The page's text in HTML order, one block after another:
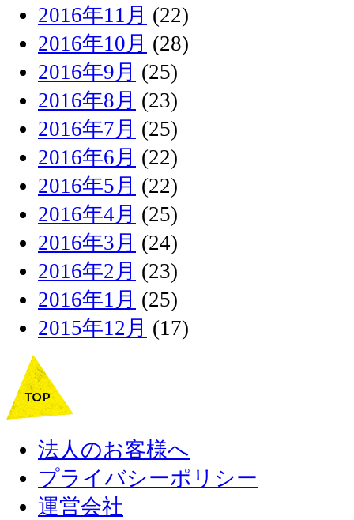
2016年11月 (22)
2016年10月 (28)
2016年9月 (25)
2016年8月 (23)
2016年7月 (25)
2016年6月 (22)
2016年5月 (22)
2016年4月 (25)
2016年3月 (24)
2016年2月 (23)
2016年1月 (25)
2015年12月 (17)
法人のお客様へ
プライバシーポリシー
運営会社